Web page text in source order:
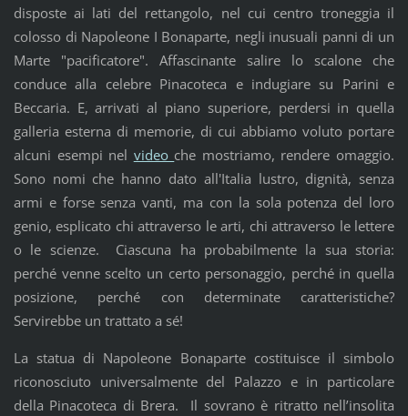
disposte ai lati del rettangolo, nel cui centro troneggia il
colosso di Napoleone I Bonaparte, negli inusuali panni di un
Marte "pacificatore". Affascinante salire lo scalone che
conduce alla celebre Pinacoteca e indugiare su Parini e
Beccaria. E, arrivati al piano superiore, perdersi in quella
galleria esterna di memorie, di cui abbiamo voluto portare
alcuni esempi nel video che mostriamo, rendere omaggio.
Sono nomi che hanno dato all'Italia lustro, dignità, senza
armi e forse senza vanti, ma con la sola potenza del loro
genio, esplicato chi attraverso le arti, chi attraverso le lettere
o le scienze. Ciascuna ha probabilmente la sua storia:
perché venne scelto un certo personaggio, perché in quella
posizione, perché con determinate caratteristiche?
Servirebbe un trattato a sé!
La statua di Napoleone Bonaparte costituisce il simbolo
riconosciuto universalmente del Palazzo e in particolare
della Pinacoteca di Brera. Il sovrano è ritratto nell’insolita